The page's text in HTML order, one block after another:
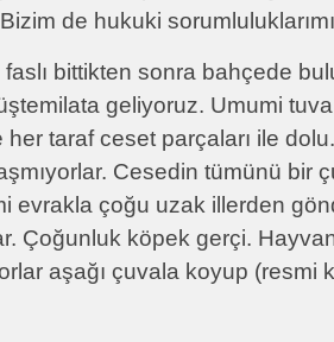
de hukuki
bittikten sonra bahçede
geliyoruz. Umumi
taraf ceset parçaları ile
Cesedin tümünü bir
evrakla çoğu uzak illerden
Çoğunluk köpek gerçi.
aşağı çuvala koyup (resmi